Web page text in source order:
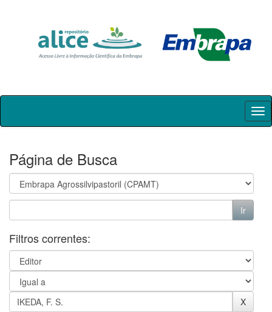
Skip
Página de Busca
Filtros correntes: